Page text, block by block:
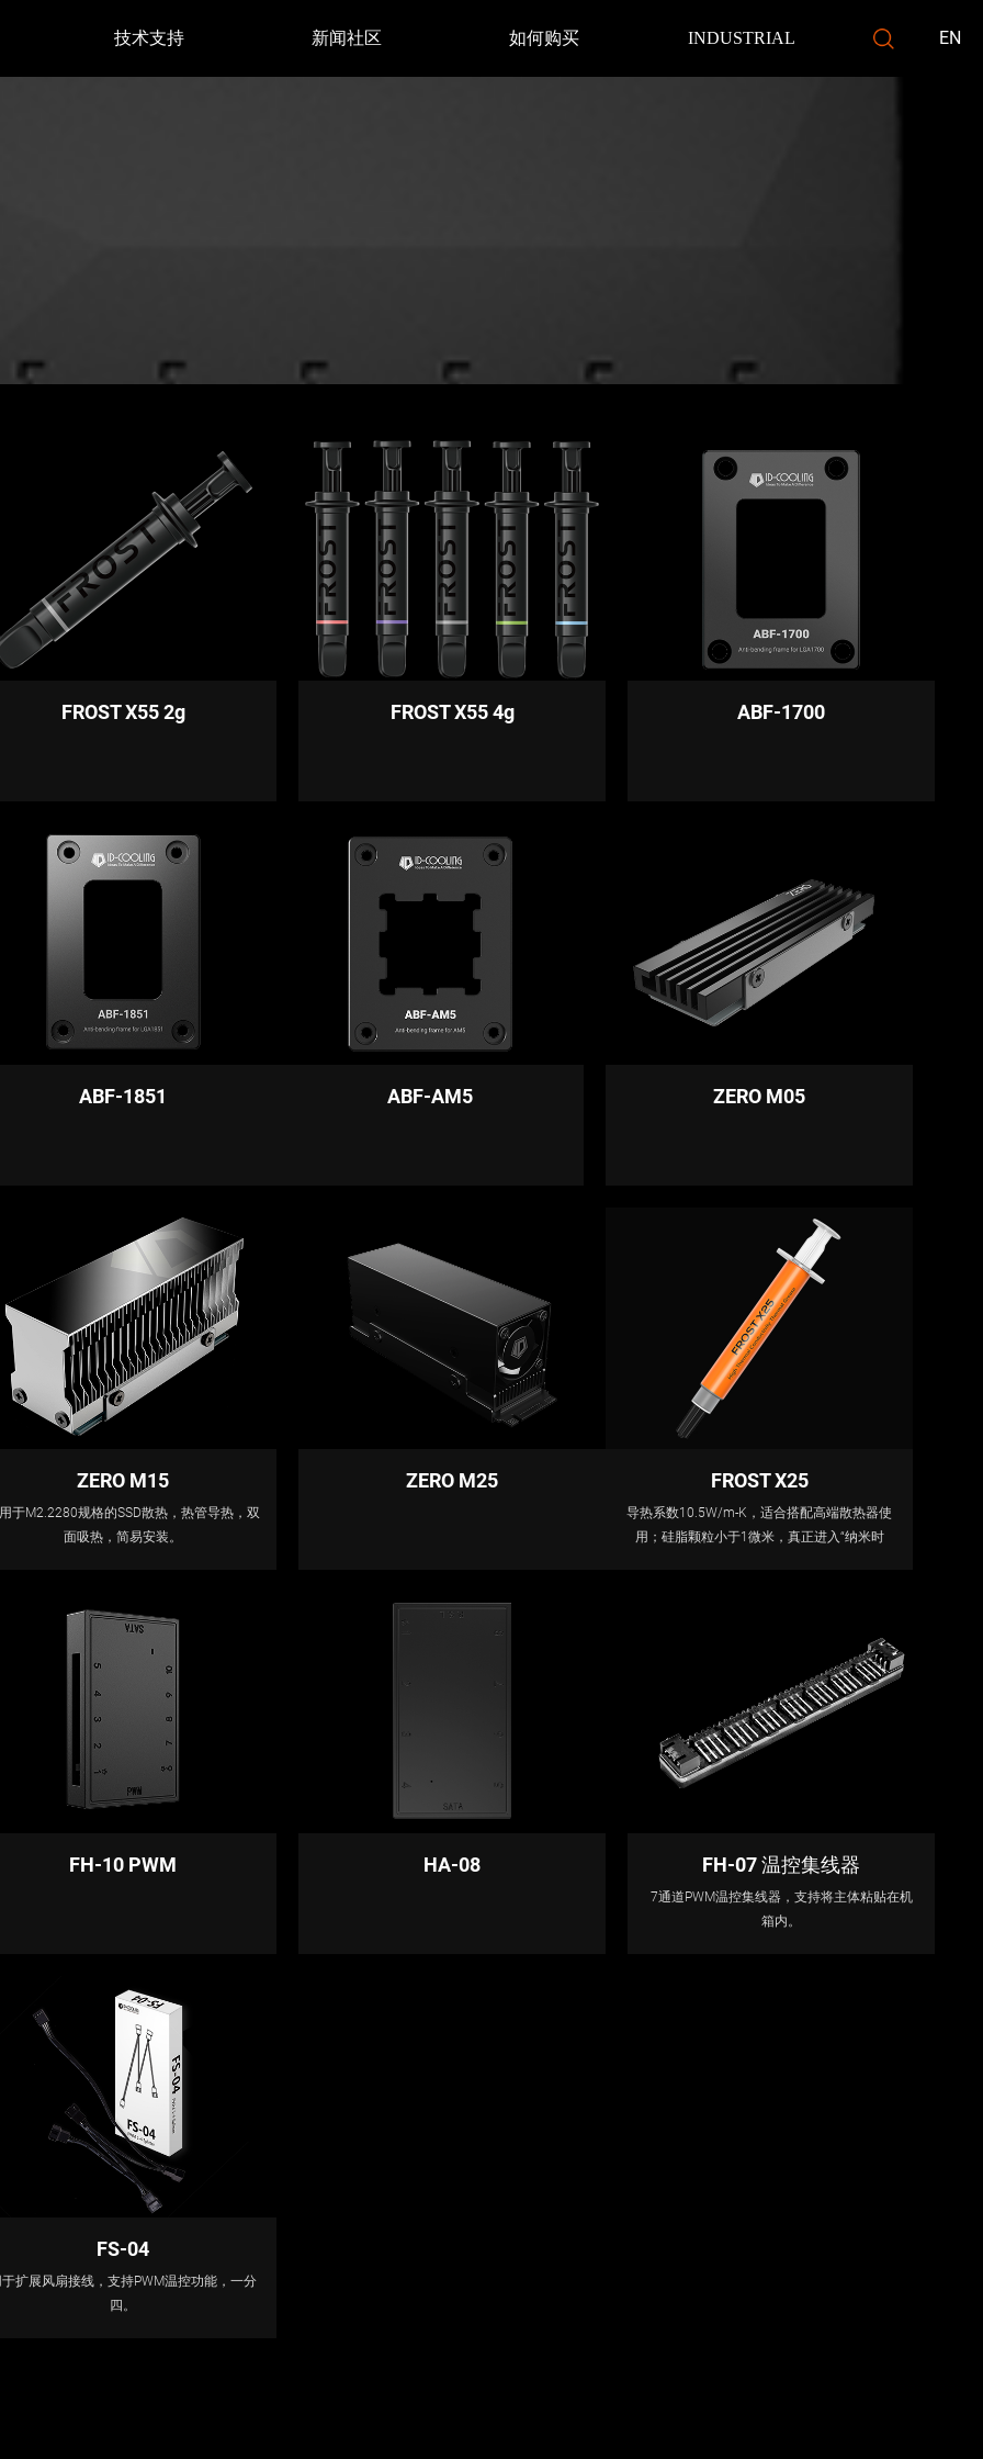
技术支持 新闻社区 如何购买 INDUSTRIAL EN
FROST X55 2g FROST X55 4g ABF-1700
ABF-1851 ABF-AM5 ZERO M05
ZERO M15
于M2.2280规格的SSD散热，热管导热，双
面吸热，简易安装。
ZERO M25 FROST X25
导热系数10.5W/m-K，适合搭配高端散热器使
用；硅脂颗粒小于1微米，真正进入“纳米时
FH-10 PWM HA-08 FH-07 温控集线器
7通道PWM温控集线器，支持将主体粘贴在机
箱内。
FS-04
扩展风扇接线，支持PWM温控功能，一分
四。